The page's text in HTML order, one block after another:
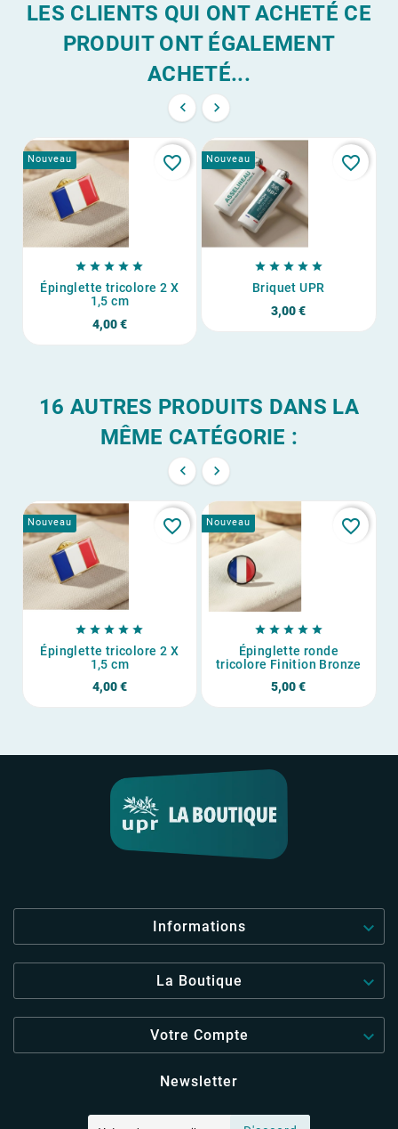
LES CLIENTS QUI ONT ACHETÉ CE
PRODUIT ONT ÉGALEMENT
ACHETÉ...
 
Nouveau
    
Épinglette tricolore 2 X
1,5 cm
4,00 €
favorite_border Nouveau
    
Briquet UPR
3,00 €
favorite_border
16 AUTRES PRODUITS DANS LA
MÊME CATÉGORIE :
 
Nouveau
    
Épinglette tricolore 2 X
1,5 cm
4,00 €
favorite_border Nouveau
    
Épinglette ronde
tricolore Finition Bronze
5,00 €
favorite_border
Informations 
La Boutique 
Votre Compte 
Newsletter